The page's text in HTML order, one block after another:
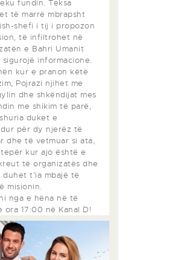
fundin. Teksa
të marrë mbrapsht
shefi i tij i propozon
të infiltrohet në
e Bahri Umanit
informacione.
kur e pranon këtë
Pojrazi njihet me
dhe shkëndijat mes
me shikim të parë,
duket e
për dy njerëz të
dhe të vetmuar si ata,
kur ajo është e
të organizatës dhe
duhet t’ia mbajë të
misionin.
nga e hëna në të
ora 17:00 në Kanal D!